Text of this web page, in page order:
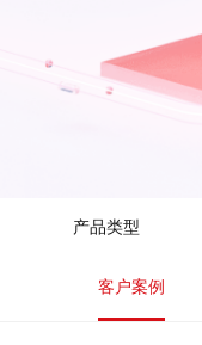
产品类型
客户案例